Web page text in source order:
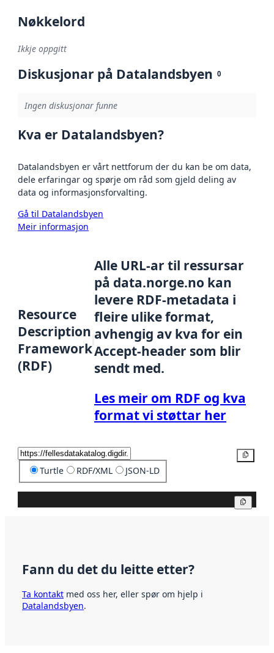
Nøkkelord
Ikkje oppgitt
Diskusjonar på Datalandsbyen 0
Ingen diskusjonar funne
Kva er Datalandsbyen?
Datalandsbyen er vårt nettforum der du kan be om data,
dele erfaringar og spørje om råd som gjeld deling av
data og informasjonsforvalting.
Gå til Datalandsbyen
Meir informasjon
Resource
Description
Framework
(RDF)
Alle URL-ar til ressursar
på data.norge.no kan
levere RDF-metadata i
fleire ulike format,
avhengig av kva for ein
Accept-header som blir
sendt med.
Les meir om RDF og kva
format vi støttar her
Turtle RDF/XML JSON-LD
Fann du det du leitte etter?
Ta kontakt med oss her, eller spør om hjelp i
Datalandsbyen.